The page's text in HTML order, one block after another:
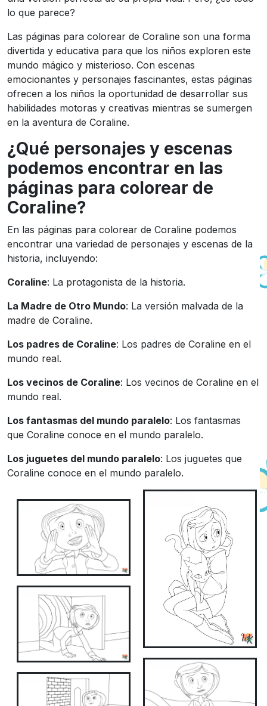
lo que parece?
Las páginas para colorear de Coraline son una forma
divertida y educativa para que los niños exploren este
mundo mágico y misterioso. Con escenas
emocionantes y personajes fascinantes, estas páginas
ofrecen a los niños la oportunidad de desarrollar sus
habilidades motoras y creativas mientras se sumergen
en la aventura de Coraline.
¿Qué personajes y escenas
podemos encontrar en las
páginas para colorear de
Coraline?
En las páginas para colorear de Coraline podemos
encontrar una variedad de personajes y escenas de la
historia, incluyendo:
Coraline: La protagonista de la historia.
La Madre de Otro Mundo: La versión malvada de la
madre de Coraline.
Los padres de Coraline: Los padres de Coraline en el
mundo real.
Los vecinos de Coraline: Los vecinos de Coraline en el
mundo real.
Los fantasmas del mundo paralelo: Los fantasmas
que Coraline conoce en el mundo paralelo.
Los juguetes del mundo paralelo: Los juguetes que
Coraline conoce en el mundo paralelo.